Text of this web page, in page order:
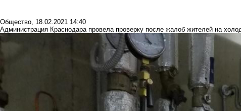
Общество, 18.02.2021 14:40
Администрация Краснодара провела проверку после жалоб жителей на